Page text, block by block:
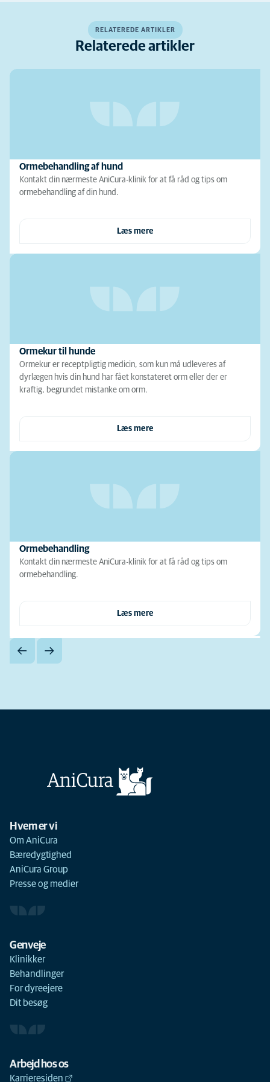
RELATEREDE ARTIKLER
Relaterede artikler
Ormebehandling af hund
Kontakt din nærmeste AniCura-klinik for at få råd og tips om
ormebehandling af din hund.
Læs mere
Ormekur til hunde
Ormekur er receptpligtig medicin, som kun må udleveres af
dyrlægen hvis din hund har fået konstateret orm eller der er
kraftig, begrundet mistanke om orm.
Læs mere
Ormebehandling
Kontakt din nærmeste AniCura-klinik for at få råd og tips om
ormebehandling.
Læs mere
Hvem er vi
Om AniCura
Bæredygtighed
AniCura Group
Presse og medier
Genveje
Klinikker
Behandlinger
For dyreejere
Dit besøg
Arbejd hos os
Karrieresiden